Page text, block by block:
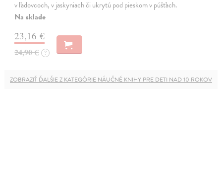
v ľadovcoch, v jaskyniach či ukrytú pod pieskom v púšťach.
Na sklade
23,16 €
24,90 € ?
ZOBRAZIŤ ĎALŠIE Z KATEGÓRIE NÁUČNÉ KNIHY PRE DETI NAD 10 ROKOV